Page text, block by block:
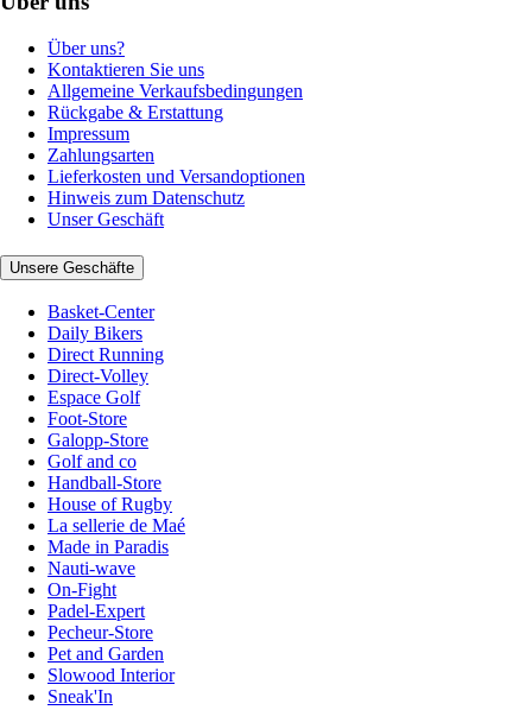
Über uns?
Kontaktieren Sie uns
Allgemeine Verkaufsbedingungen
Rückgabe & Erstattung
Impressum
Zahlungsarten
Lieferkosten und Versandoptionen
Hinweis zum Datenschutz
Unser Geschäft
Unsere Geschäfte
Basket-Center
Daily Bikers
Direct Running
Direct-Volley
Espace Golf
Foot-Store
Galopp-Store
Golf and co
Handball-Store
House of Rugby
La sellerie de Maé
Made in Paradis
Nauti-wave
On-Fight
Padel-Expert
Pecheur-Store
Pet and Garden
Slowood Interior
Sneak'In